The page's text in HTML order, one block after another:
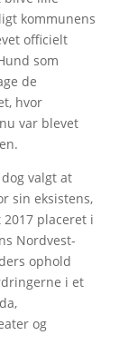
kommunens
officielt
som
de
hvor
var blevet
valgt at
sin eksistens,
2017 placeret i
Nordvest-
ophold
i et
og